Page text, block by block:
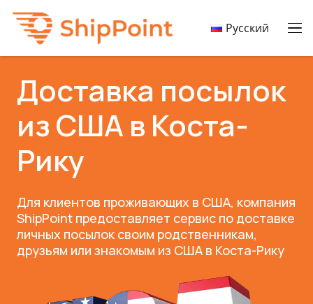
Русский
Доставка посылок
из США в Коста-
Рику
Для клиентов проживающих в США, компания
ShipPoint предоставляет сервис по доставке
личных посылок своим родственникам,
друзьям или знакомым из США в Коста-Рику